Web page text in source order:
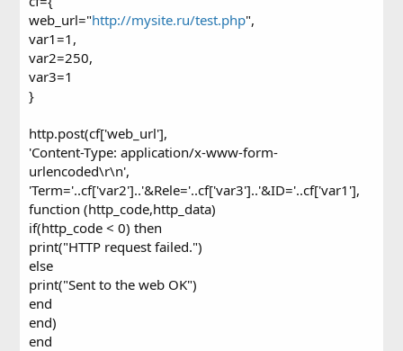
web_url="http://mysite.ru/test.php",
var1=1,
var2=250,
var3=1
}
http.post(cf['web_url'],
'Content-Type: application/x-www-form-
urlencoded\r\n',
'Term='..cf['var2']..'&Rele='..cf['var3']..'&ID='..cf['var1'],
function (http_code,http_data)
if(http_code < 0) then
print("HTTP request failed.")
else
print("Sent to the web OK")
end
end)
end